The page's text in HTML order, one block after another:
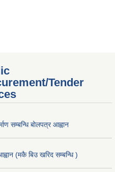
Tender
सम्बन्धि बोलपत्र आह्वान
(मकै बिउ खरिद सम्बन्धि )